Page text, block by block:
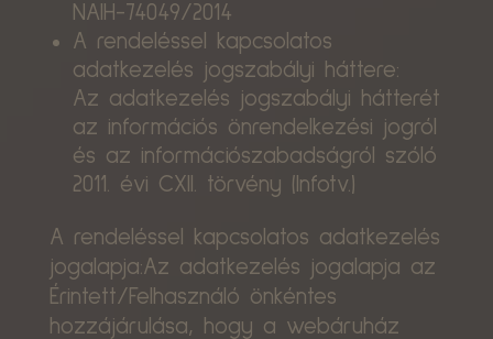
NAIH-74049/2014
A rendeléssel kapcsolatos
adatkezelés jogszabályi háttere:
Az adatkezelés jogszabályi hátterét
az információs önrendelkezési jogról
és az információszabadságról szóló
2011. évi CXII. törvény (Infotv.)
A rendeléssel kapcsolatos adatkezelés
jogalapja:Az adatkezelés jogalapja az
Érintett/Felhasználó önkéntes
hozzájárulása, hogy a webáruház